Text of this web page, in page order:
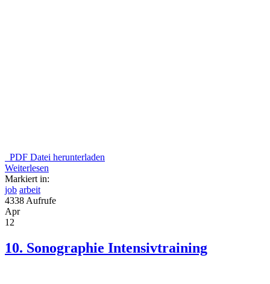
PDF Datei herunterladen
Weiterlesen
Markiert in:
job arbeit
4338 Aufrufe
Apr
12
10. Sonographie Intensivtraining